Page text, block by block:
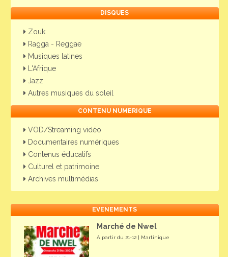
DISQUES
Zouk
Ragga - Reggae
Musiques latines
L'Afrique
Jazz
Autres musiques du soleil
CONTENU NUMERIQUE
VOD/Streaming vidéo
Documentaires numériques
Contenus éducatifs
Culturel et patrimoine
Archives multimédias
EVENEMENTS
Marché de Nwel
A partir du 21-12 | Martinique